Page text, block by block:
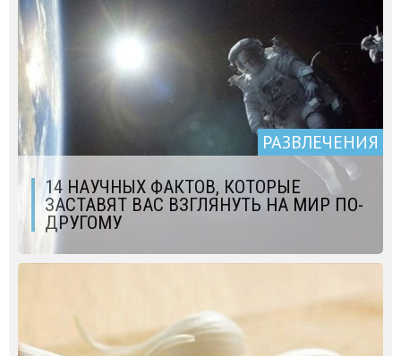
РАЗВЛЕЧЕНИЯ
14 НАУЧНЫХ ФАКТОВ, КОТОРЫЕ
ЗАСТАВЯТ ВАС ВЗГЛЯНУТЬ НА МИР ПО-
ДРУГОМУ